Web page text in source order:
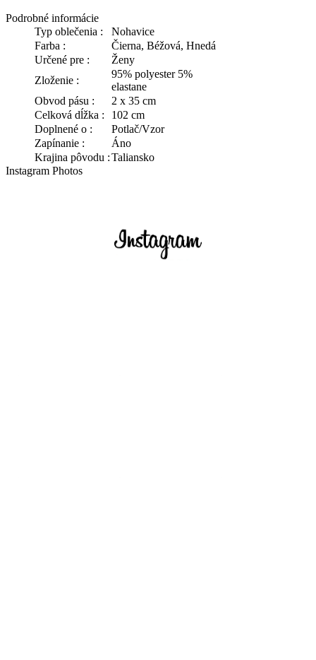
Podrobné informácie
Typ oblečenia :
Nohavice
Farba :
Čierna, Béžová, Hnedá
Určené pre :
Ženy
Zloženie :
95% polyester 5%
elastane
Obvod pásu :
2 x 35 cm
Celková dĺžka :
102 cm
Doplnené o :
Potlač/Vzor
Zapínanie :
Áno
Krajina pôvodu :Taliansko
Instagram Photos